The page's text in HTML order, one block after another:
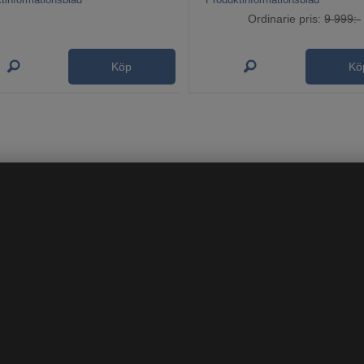
Köp
Ordinarie pris: 9 999:-